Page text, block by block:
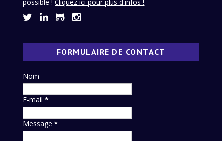
possible !Cliquez ici pour plus d'infos !
FORMULAIRE DE CONTACT
Nom
E-mail*
Message*